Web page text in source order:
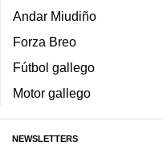
Andar Miudiño
Forza Breo
Fútbol gallego
Motor gallego
NEWSLETTERS